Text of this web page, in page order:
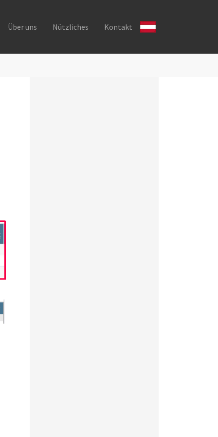
Über uns Nützliches Kontakt